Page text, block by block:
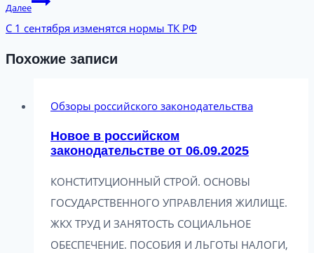
Далее
С 1 сентября изменятся нормы ТК РФ
Похожие записи
Обзоры российского законодательства
Новое в российском
законодательстве от 06.09.2025
КОНСТИТУЦИОННЫЙ СТРОЙ. ОСНОВЫ
ГОСУДАРСТВЕННОГО УПРАВЛЕНИЯ ЖИЛИЩЕ.
ЖКХ ТРУД И ЗАНЯТОСТЬ СОЦИАЛЬНОЕ
ОБЕСПЕЧЕНИЕ. ПОСОБИЯ И ЛЬГОТЫ НАЛОГИ,